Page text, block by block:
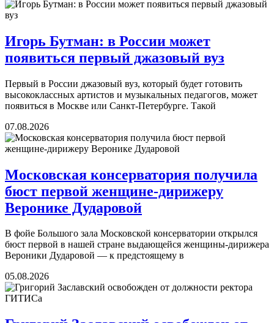
Игорь Бутман: в России может
появиться первый джазовый вуз
Первый в России джазовый вуз, который будет готовить
высококлассных артистов и музыкальных педагогов, может
появиться в Москве или Санкт-Петербурге. Такой
07.08.2026
Московская консерватория получила
бюст первой женщине-дирижеру
Веронике Дударовой
В фойе Большого зала Московской консерватории открылся
бюст первой в нашей стране выдающейся женщины-дирижера
Вероники Дударовой — к предстоящему в
05.08.2026